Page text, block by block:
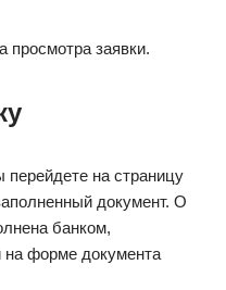
просмотра заявки.
на страницу
документ. О
банком,
на форме документа